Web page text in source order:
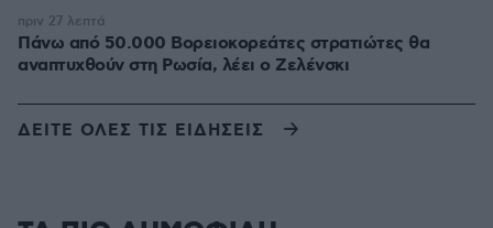
Πάνω από 50.000 Βορειοκορεάτες στρατιώτες θα
αναπτυχθούν στη Ρωσία, λέει ο Ζελένσκι
πριν 27 λεπτά
ΔΕΙΤΕ ΟΛΕΣ ΤΙΣ ΕΙΔΗΣΕΙΣ